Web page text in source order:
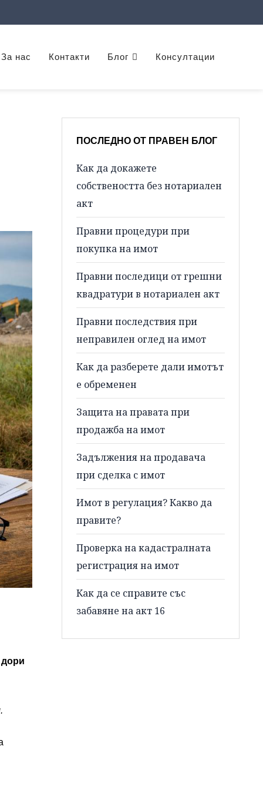
За нас Контакти Блог Консултации
ПОСЛЕДНО ОТ ПРАВЕН БЛОГ
Как да докажете
собствеността без нотариален
акт
Правни процедури при
покупка на имот
Правни последици от грешни
квадратури в нотариален акт
Правни последствия при
неправилен оглед на имот
Как да разберете дали имотът
е обременен
Защита на правата при
продажба на имот
Задължения на продавача
при сделка с имот
Имот в регулация? Какво да
правите?
Проверка на кадастралната
регистрация на имот
Как да се справите със
забавяне на акт 16